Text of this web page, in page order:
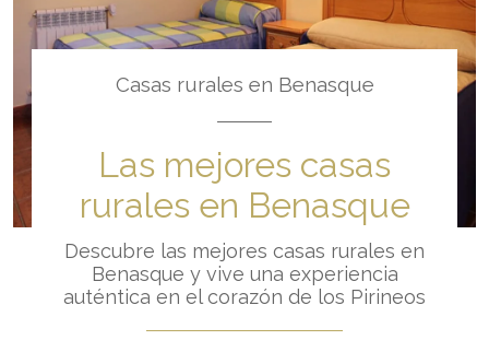
Casas rurales en Benasque
Las mejores casas
rurales en Benasque
Descubre las mejores casas rurales en
Benasque y vive una experiencia
auténtica en el corazón de los Pirineos